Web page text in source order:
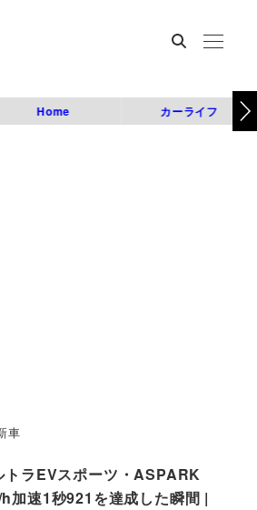
Home カーライフ
車
トラEVスポーツ・ASPARK
加速1秒921を達成した瞬間 |